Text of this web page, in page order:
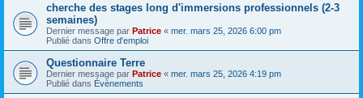
cherche des stages long d'immersions professionnels (2-3
semaines)
Dernier message par Patrice « mer. mars 25, 2026 6:00 pm
Publié dans Offre d'emploi
Questionnaire Terre
Dernier message par Patrice « mer. mars 25, 2026 4:19 pm
Publié dans Évènements